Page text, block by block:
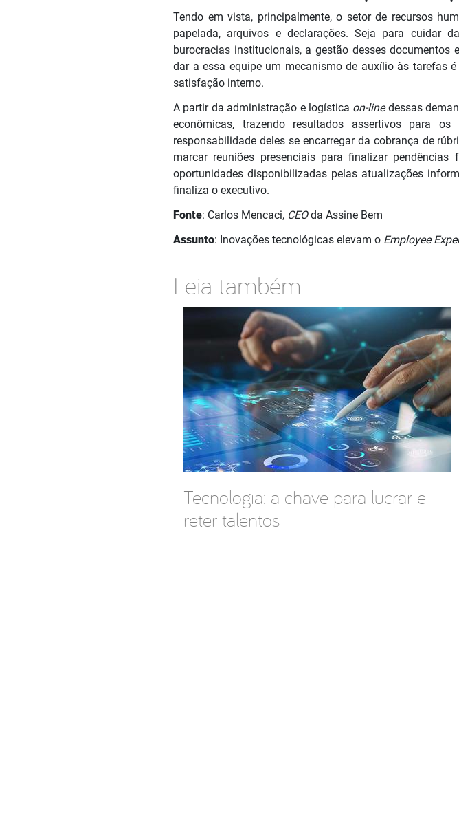
Tendo em vista, principalmente, o setor de recursos
papelada, arquivos e declarações. Seja para cuidar
burocracias institucionais, a gestão desses documentos
dar a essa equipe um mecanismo de auxílio às tarefas
satisfação interno.
A partir da administração e logística on-linedessas
econômicas, trazendo resultados assertivos para
responsabilidade deles se encarregar da cobrança de
marcar reuniões presenciais para finalizar
oportunidades disponibilizadas pelas atualizações
finaliza o executivo.
Fonte: Carlos Mencaci, CEOda Assine Bem
Assunto: Inovações tecnológicas elevam o Employee
Leia também
Tecnologia: a chave para lucrar e
reter talentos